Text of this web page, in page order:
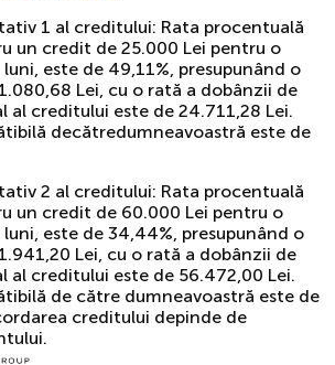
1 al creditului: Rata procentuală
un credit de 25.000 Lei pentru o
este de 49,11%, presupunând o
Lei, cu o rată a dobânzii de
al creditului este de 24.711,28 Lei.
decătredumneavoastră este de
2 al creditului: Rata procentuală
un credit de 60.000 Lei pentru o
este de 34,44%, presupunând o
Lei, cu o rată a dobânzii de
al creditului este de 56.472,00 Lei.
de către dumneavoastră este de
creditului depinde de